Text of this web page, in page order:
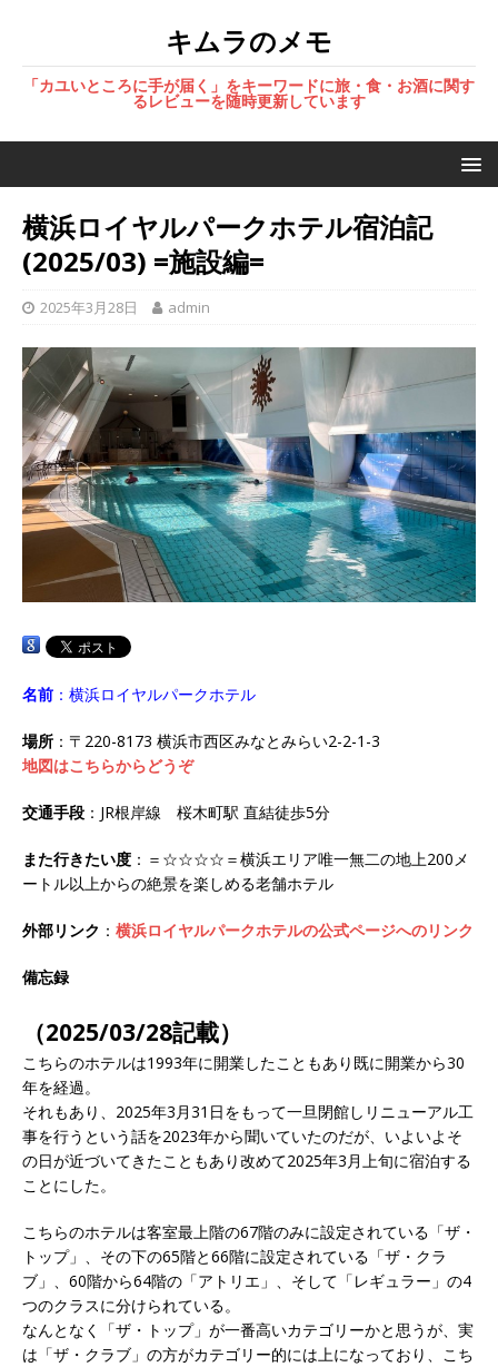
キムラのメモ
「カユいところに手が届く」をキーワードに旅・食・お酒に関す
るレビューを随時更新しています
横浜ロイヤルパークホテル宿泊記
(2025/03) =施設編=
2025年3月28日 admin
名前 ：横浜ロイヤルパークホテル
場所 ：〒220-8173 横浜市西区みなとみらい2-2-1-3
地図はこちらからどうぞ
交通手段 ：JR根岸線 桜木町駅 直結徒歩5分
また行きたい度 ：＝☆☆☆☆＝横浜エリア唯一無二の地上200メ
ートル以上からの絶景を楽しめる老舗ホテル
外部リンク ： 横浜ロイヤルパークホテルの公式ページへのリンク
備忘録
（2025/03/28記載）
こちらのホテルは1993年に開業したこともあり既に開業から30
年を経過。
それもあり、2025年3月31日をもって一旦閉館しリニューアル工
事を行うという話を2023年から聞いていたのだが、いよいよそ
の日が近づいてきたこともあり改めて2025年3月上旬に宿泊する
ことにした。
こちらのホテルは客室最上階の67階のみに設定されている「ザ・
トップ」、その下の65階と66階に設定されている「ザ・クラ
ブ」、60階から64階の「アトリエ」、そして「レギュラー」の4
つのクラスに分けられている。
なんとなく「ザ・トップ」が一番高いカテゴリーかと思うが、実
は「ザ・クラブ」の方がカテゴリー的には上になっており、こち